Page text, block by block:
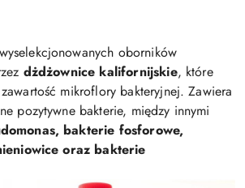
oborników
dżdżownice kalifornijskie, które
mikroflory bakteryjnej. Zawiera
pozytywne bakterie, między innymi
bakterie fosforowe,
oraz bakterie